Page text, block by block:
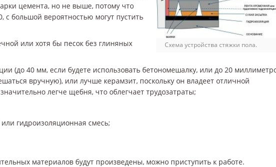
Схема устройства стяжки пола.
цемента, но не выше, потому что
большой вероятностью могут пустить
или хотя бы песок без глиняных
(до 40 мм, если будете использовать бетономешалку, или до 20
вручную), или лучше керамзит, поскольку он владеет отличной
легче щебня, что облегчает трудозатраты;
гидроизоляционная смесь;
материалов будут произведены, можно приступить к работе.